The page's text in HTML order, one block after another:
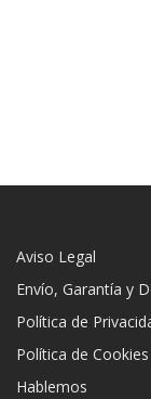
Aviso Legal
Envío, Garantía y
Política de
Política de Cookies
Hablemos